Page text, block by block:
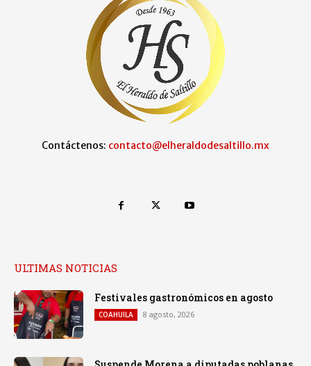
Contáctenos: contacto@elheraldodesaltillo.mx
ULTIMAS NOTICIAS
Festivales gastronómicos en agosto
COAHUILA 8 agosto, 2026